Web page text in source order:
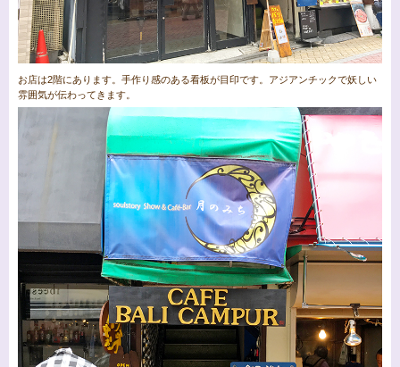
お店は2階にあります。手作り感のある看板が目印です。アジアンチックで妖しい
雰囲気が伝わってきます。